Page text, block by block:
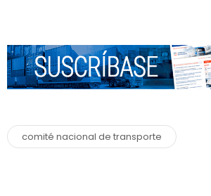
comité nacional de transporte